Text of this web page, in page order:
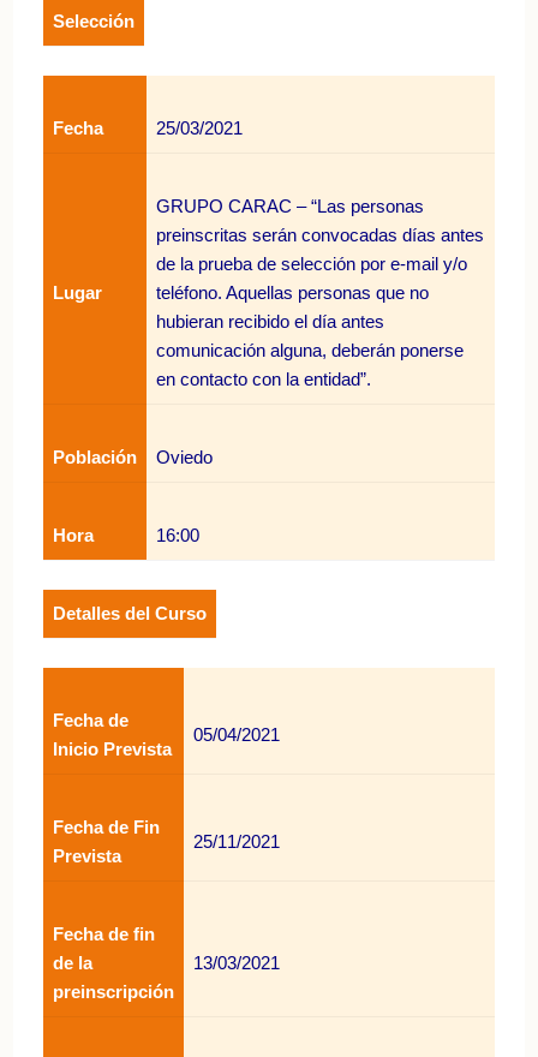
Selección
Fecha 25/03/2021
Lugar
GRUPO CARAC – “Las personas
preinscritas serán convocadas días antes
de la prueba de selección por e-mail y/o
teléfono. Aquellas personas que no
hubieran recibido el día antes
comunicación alguna, deberán ponerse
en contacto con la entidad”.
Población Oviedo
Hora 16:00
Detalles del Curso
Fecha de
Inicio Prevista
05/04/2021
Fecha de Fin
Prevista
25/11/2021
Fecha de fin
de la
preinscripción
13/03/2021